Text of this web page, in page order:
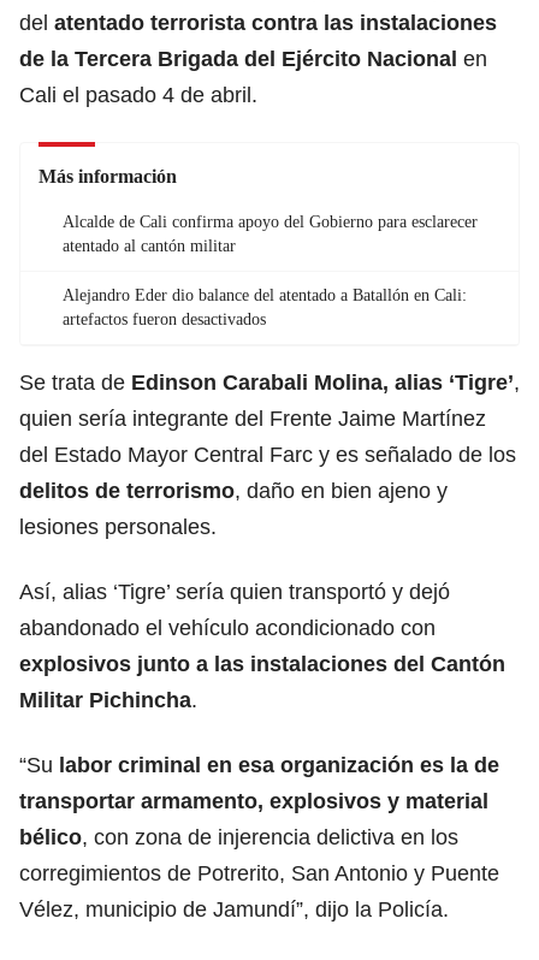
del atentado terrorista contra las instalaciones
de la Tercera Brigada del Ejército Nacional en
Cali el pasado 4 de abril.
Más información
Alcalde de Cali confirma apoyo del Gobierno para esclarecer
atentado al cantón militar
Alejandro Eder dio balance del atentado a Batallón en Cali:
artefactos fueron desactivados
Se trata de Edinson Carabali Molina, alias ‘Tigre’,
quien sería integrante del Frente Jaime Martínez
del Estado Mayor Central Farc y es señalado de los
delitos de terrorismo, daño en bien ajeno y
lesiones personales.
Así, alias ‘Tigre’ sería quien transportó y dejó
abandonado el vehículo acondicionado con
explosivos junto a las instalaciones del Cantón
Militar Pichincha.
“Su labor criminal en esa organización es la de
transportar armamento, explosivos y material
bélico, con zona de injerencia delictiva en los
corregimientos de Potrerito, San Antonio y Puente
Vélez, municipio de Jamundí”, dijo la Policía.